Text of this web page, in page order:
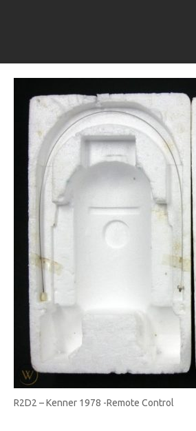
R2D2 – Kenner 1978 -Remote Control